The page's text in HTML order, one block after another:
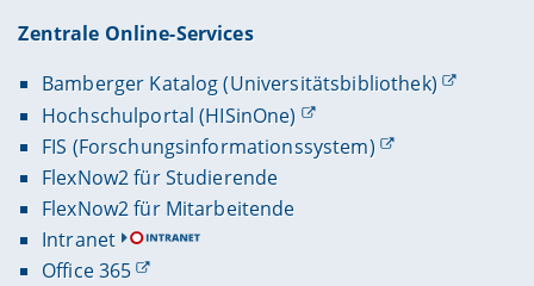
Zentrale Online-Services
Bamberger Katalog (Universitätsbibliothek)
Hochschulportal (HISinOne)
FIS (Forschungsinformationssystem)
FlexNow2 für Studierende
FlexNow2 für Mitarbeitende
Intranet
Office 365